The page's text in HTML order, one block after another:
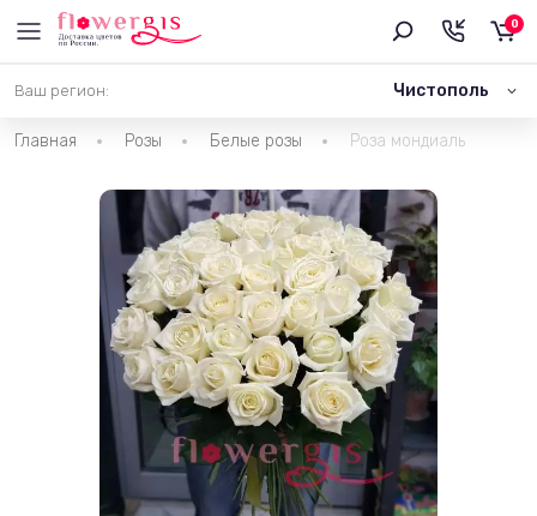
Ваш регион: Чистополь
0
Главная Розы Белые розы Роза мондиаль